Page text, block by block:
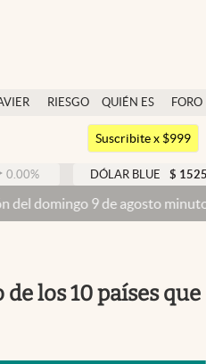
RIESGO
QUIÉN ES
QUIÉN
FORO
Argentina
México
Suscribite x $999
DÓLAR BLUE $ 1525 -0.33
9 de agosto minuto a minuto
los 10 países que